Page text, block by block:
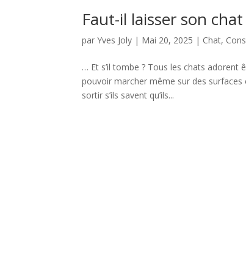
Faut-il laisser son
parYves Joly | Mai 20, 2025 | Chat,
… Et s’il tombe ? Tous les chats adorent
pouvoir marcher même sur des
sortir s’ils savent qu’ils...